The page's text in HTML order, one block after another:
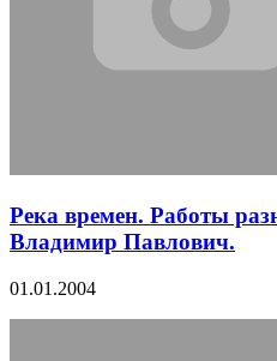
Река времен. Работы
Владимир Павлович.
01.01.2004